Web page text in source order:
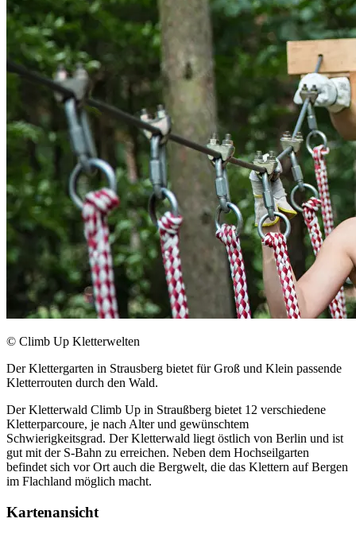
© Climb Up Kletterwelten
Der Klettergarten in Strausberg bietet für Groß und Klein passende
Kletterrouten durch den Wald.
Der Kletterwald Climb Up in Straußberg bietet 12 verschiedene
Kletterparcoure, je nach Alter und gewünschtem
Schwierigkeitsgrad. Der Kletterwald liegt östlich von Berlin und ist
gut mit der S-Bahn zu erreichen. Neben dem Hochseilgarten
befindet sich vor Ort auch die Bergwelt, die das Klettern auf Bergen
im Flachland möglich macht.
Kartenansicht